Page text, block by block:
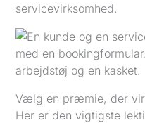
servicevirksomhed.
Vælg en præmie, der
Her er den vigtigste